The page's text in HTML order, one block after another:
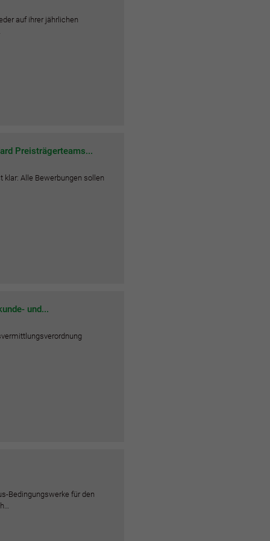
auf ihrer jährlichen
Preisträgerteams...
klar: Alle Bewerbungen sollen
und...
Bedingungswerke für den